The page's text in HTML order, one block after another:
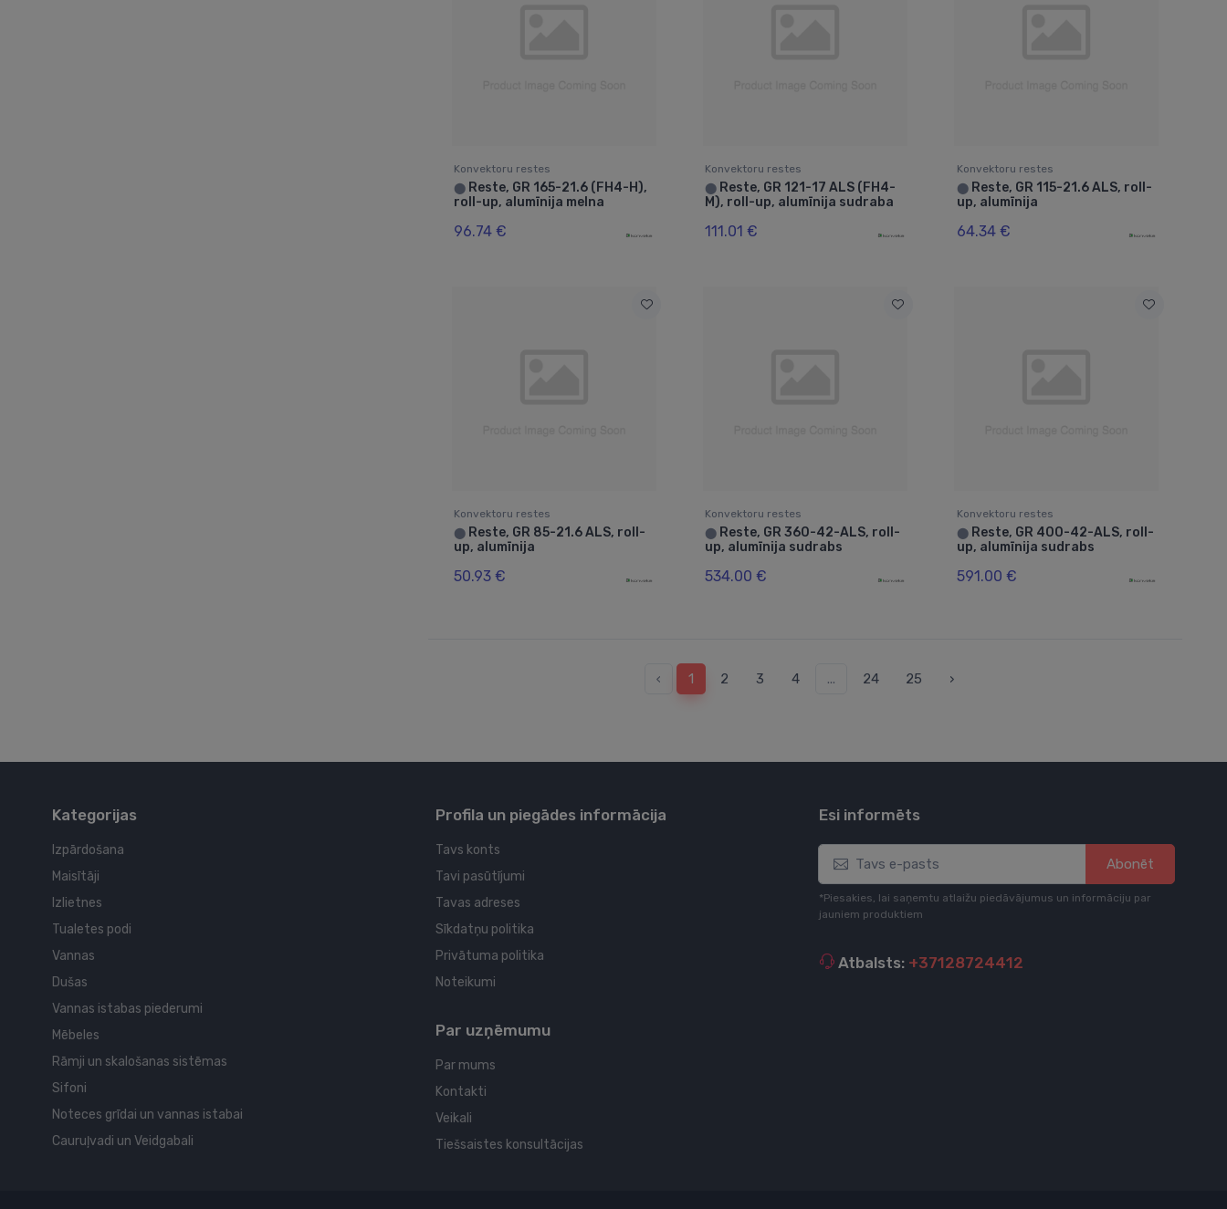
Konvektoru restes
⬤ Reste, GR 165-21.6 (FH4-H),
roll-up, alumīnija melna
96.74 €
Konvektoru restes
⬤ Reste, GR 121-17 ALS (FH4-
M), roll-up, alumīnija sudraba
111.01 €
Konvektoru restes
⬤Reste, GR 115-21.6 ALS, roll-
up, alumīnija
64.34 €
Konvektoru restes
⬤ Reste, GR 85-21.6 ALS, roll-
up, alumīnija
50.93 €
Konvektoru restes
⬤ Reste, GR 360-42-ALS, roll-
up, alumīnija sudrabs
534.00 €
Konvektoru restes
⬤Reste, GR 400-42-ALS, roll-
up, alumīnija sudrabs
591.00 €
‹ 1 2 3 4 ... 24 25 ›
Kategorijas
Izpārdošana
Maisītāji
Izlietnes
Tualetes podi
Vannas
Dušas
Vannas istabas piederumi
Mēbeles
Rāmji un skalošanas sistēmas
Sifoni
Noteces grīdai un vannas istabai
Cauruļvadi un Veidgabali
Profila un piegādes informācija
Tavs konts
Tavi pasūtījumi
Tavas adreses
Sīkdatņu politika
Privātuma politika
Noteikumi
Par uzņēmumu
Par mums
Kontakti
Veikali
Tiešsaistes konsultācijas
Esi informēts
Abonēt
*Piesakies, lai saņemtu atlaižu piedāvājumus un informāciju par
jauniem produktiem
Atbalsts: +37128724412